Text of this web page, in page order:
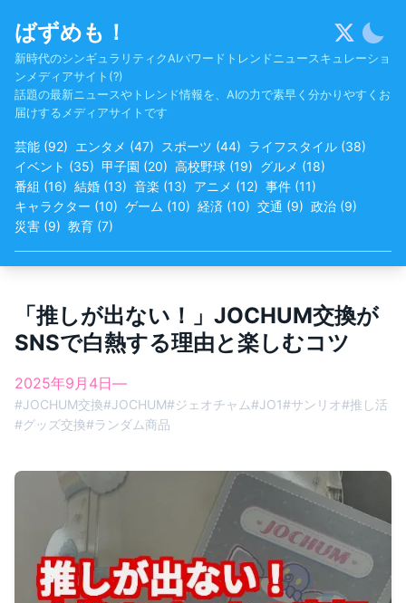
content
ばずめも！
新時代のシンギュラリティクAIパワードトレンドニュースキュレーショ
ンメディアサイト(?)
話題の最新ニュースやトレンド情報を、AIの力で素早く分かりやすくお
届けするメディアサイトです
芸能 (92) エンタメ (47) スポーツ (44) ライフスタイル (38)
イベント (35) 甲子園 (20) 高校野球 (19) グルメ (18)
番組 (16) 結婚 (13) 音楽 (13) アニメ (12) 事件 (11)
キャラクター (10) ゲーム (10) 経済 (10) 交通 (9) 政治 (9)
災害 (9) 教育 (7)
「推しが出ない！」JOCHUM交換が
SNSで白熱する理由と楽しむコツ
2025年9月4日—
#JOCHUM交換#JOCHUM#ジェオチャム#JO1#サンリオ#推し活
#グッズ交換#ランダム商品